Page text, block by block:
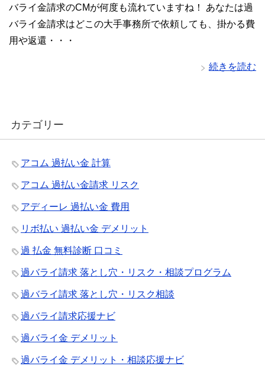
バライ金請求のCMが何度も流れていますね！ あなたは過
バライ金請求はどこの大手事務所で依頼しても、掛かる費
用や返還・・・
続きを読む
カテゴリー
アコム 過払い金 計算
アコム 過払い金請求 リスク
アディーレ 過払い金 費用
リボ払い 過払い金 デメリット
過 払金 無料診断 口コミ
過バライ請求 落とし穴・リスク・相談プログラム
過バライ請求 落とし穴・リスク相談
過バライ請求応援ナビ
過バライ金 デメリット
過バライ金 デメリット・相談応援ナビ